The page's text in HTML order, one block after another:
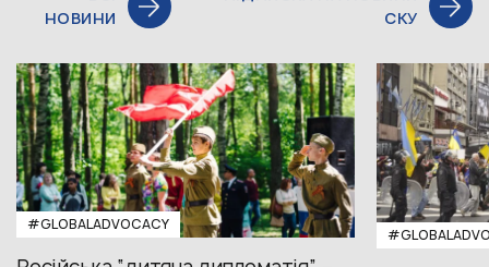
НОВИНИ
СКУ
#GLOBALADVOCACY